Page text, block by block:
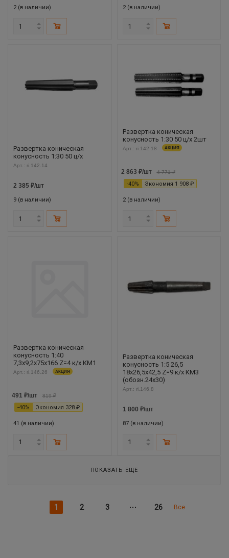
2 (в наличии) 2 (в наличии)
Развертка коническая
конусность 1:30 50 ц/х
Арт.: ri.142.14
2 385 ₽/шт
9 (в наличии)
Развертка коническая
конусность 1:30 50 ц/х 2шт
Арт.: ri.142.18 АКЦИЯ
2 863 ₽/шт 4 771₽
-40% Экономия 1 908₽
2 (в наличии)
Развертка коническая
конусность 1:40
7,3х9,2х75х166 Z=4 к/х КМ1
Арт.: ri.146.26 АКЦИЯ
491 ₽/шт 819₽
-40% Экономия 328 ₽
41 (в наличии)
Развертка коническая
конусность 1:5 26,5
18х26,5х42,5 Z=9 к/х КМ3
(обозн.24х30)
Арт.: ri.146.8
1 800 ₽/шт
87 (в наличии)
ПОКАЗАТЬ ЕЩЕ
1 2 3 26 Все